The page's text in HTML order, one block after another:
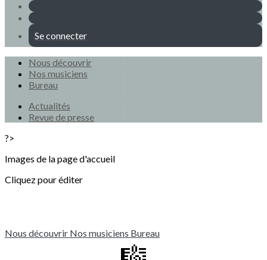
Se connecter
Nous découvrir
Nos musiciens
Bureau
Actualités
Revue de presse
?>
Images de la page d'accueil
Cliquez pour éditer
Nous découvrir Nos musiciens Bureau